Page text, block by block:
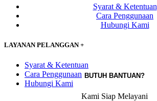
Syarat & Ketentuan
Cara Penggunaan
Hubungi Kami
LAYANAN PELANGGAN+
Syarat & Ketentuan
Cara Penggunaan
Hubungi Kami
BUTUH BANTUAN?
Kami Siap Melayani